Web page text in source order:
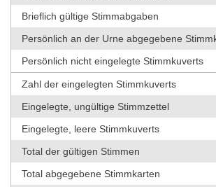
Brieflich gültige Stimmabgaben
Persönlich an der Urne abgegebene
Persönlich nicht eingelegte Stimmkuverts
Zahl der eingelegten Stimmkuverts
Eingelegte, ungültige Stimmzettel
Eingelegte, leere Stimmkuverts
Total der gültigen Stimmen
Total abgegebene Stimmkarten